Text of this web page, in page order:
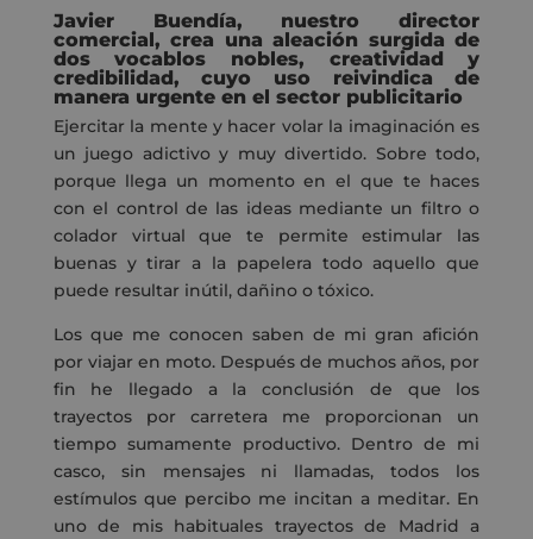
Javier Buendía, nuestro director
comercial, crea una aleación surgida de
dos vocablos nobles, creatividad y
credibilidad, cuyo uso reivindica de
manera urgente en el sector publicitario
Ejercitar la mente y hacer volar la imaginación es
un juego adictivo y muy divertido. Sobre todo,
porque llega un momento en el que te haces
con el control de las ideas mediante un filtro o
colador virtual que te permite estimular las
buenas y tirar a la papelera todo aquello que
puede resultar inútil, dañino o tóxico.
Los que me conocen saben de mi gran afición
por viajar en moto. Después de muchos años, por
fin he llegado a la conclusión de que los
trayectos por carretera me proporcionan un
tiempo sumamente productivo. Dentro de mi
casco, sin mensajes ni llamadas, todos los
estímulos que percibo me incitan a meditar. En
uno de mis habituales trayectos de Madrid a